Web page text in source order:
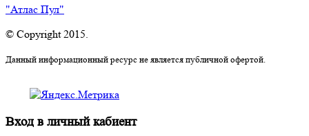
"Атлас Пул"
© Copyright 2015.
Данный информационный ресурс не является публичной офертой.
Вход в личный кабиент